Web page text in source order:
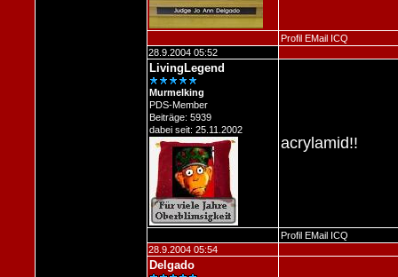
Profil EMail ICQ
28.9.2004 05:52
LivingLegend
Murmelking
PDS-Member
Beiträge: 5939
dabei seit: 25.11.2002
acrylamid!!
Profil EMail ICQ
28.9.2004 05:54
Delgado